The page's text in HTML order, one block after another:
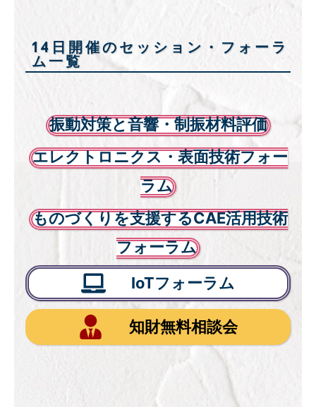
14日開催のセッション・フォーラ
ム一覧
振動対策と音響・制振材料評価
エレクトロニクス・表面技術フォー
ラム
ものづくりを支援するCAE活用技術
フォーラム
IoTフォーラム
知財無料相談会